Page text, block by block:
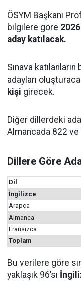
ÖSYM Başkanı
bilgilere göre
aday katılacak.
Sınava
adayları
kişi girecek.
Diğer dillerdeki
Almancada 822 ve
Dillere Göre
Dil
İngilizce
Arapça
Almanca
Fransızca
Toplam
Bu verilere göre
yaklaşık 96’sı